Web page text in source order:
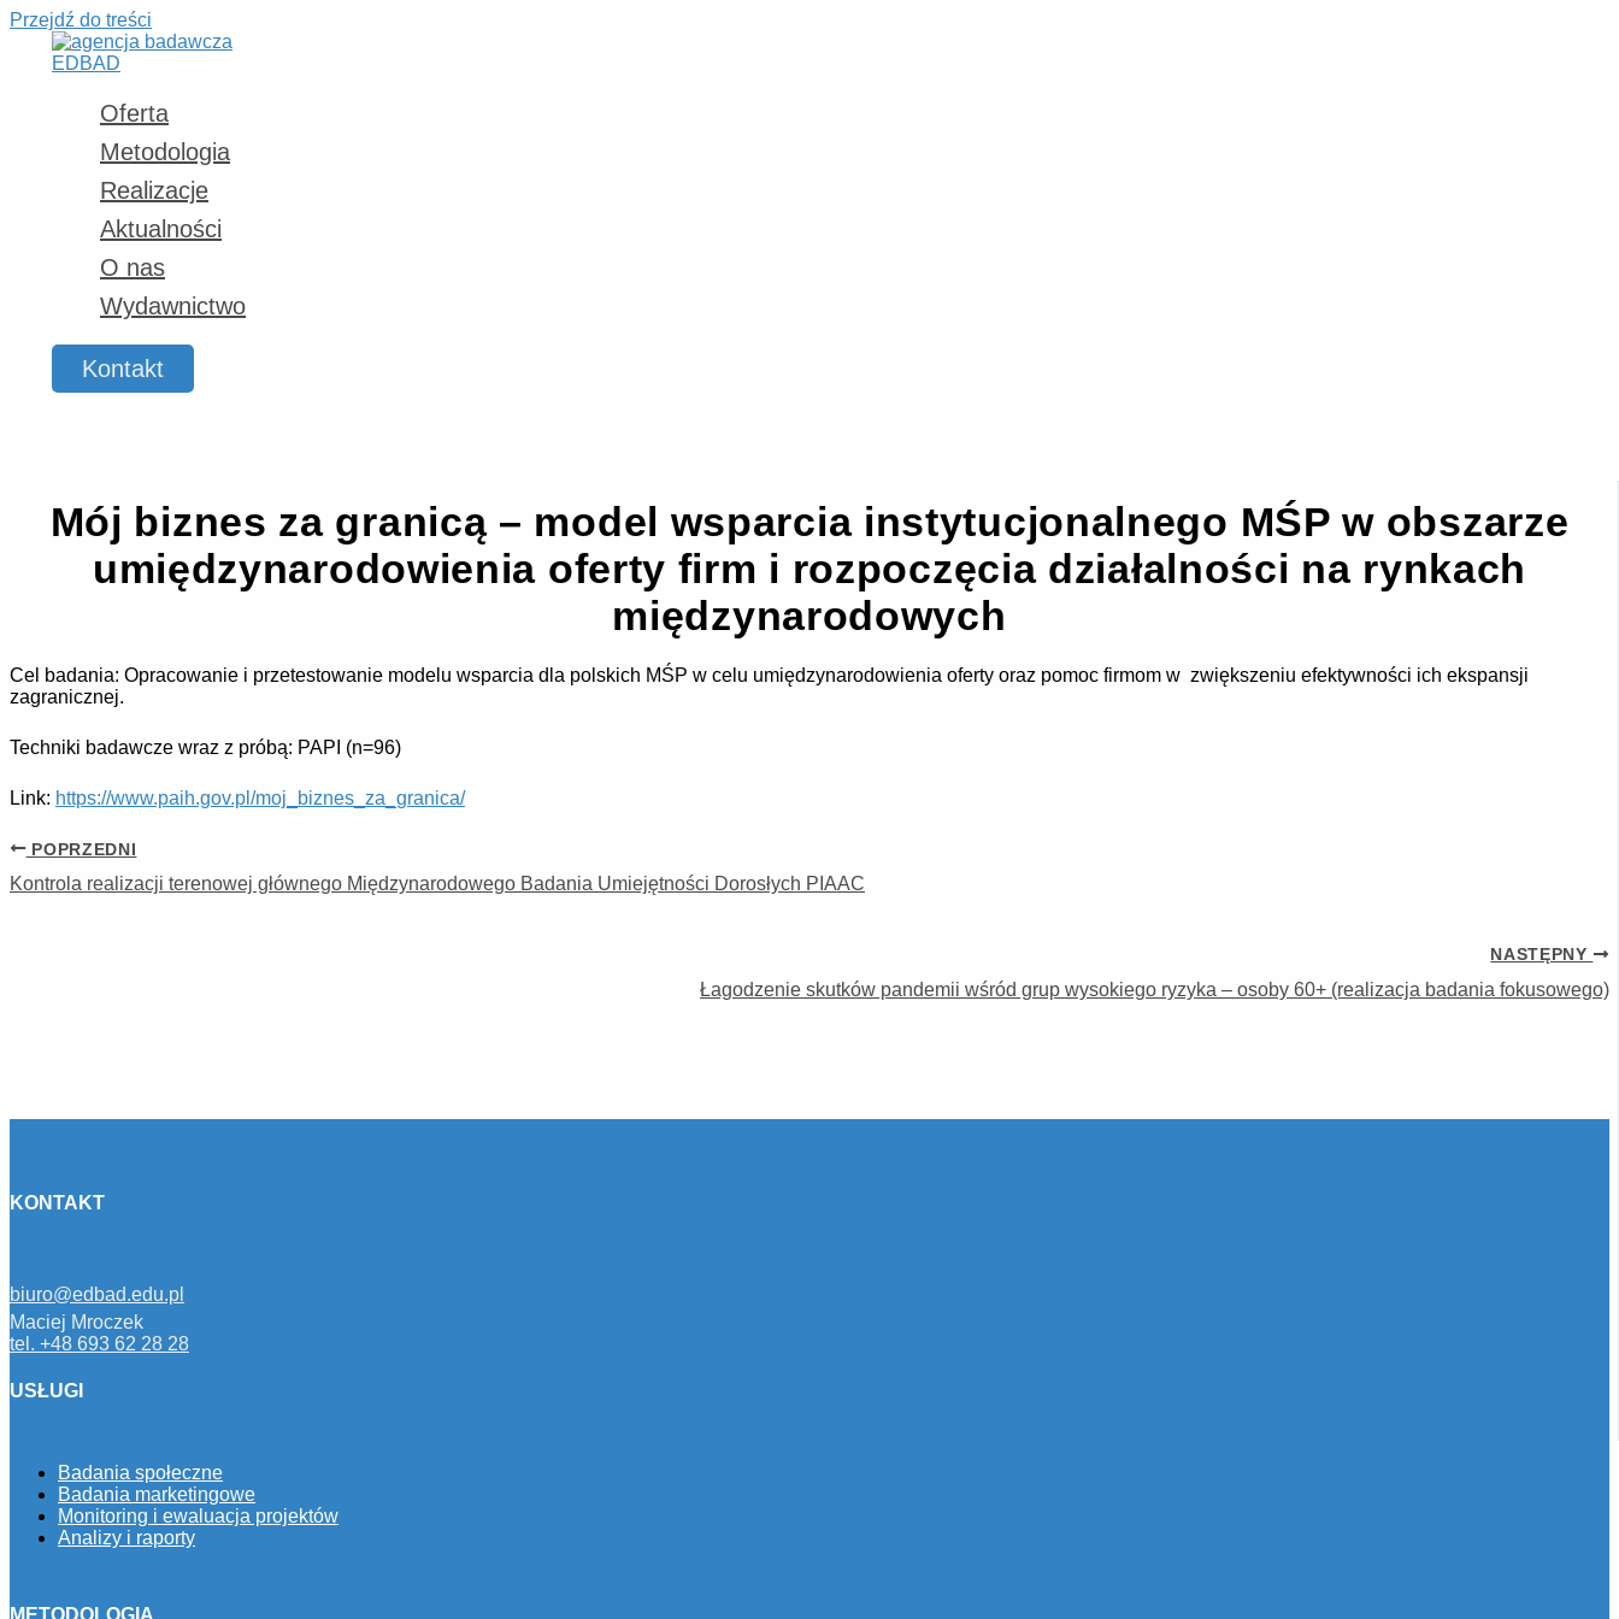
Przejdź do treści
Oferta
Metodologia
Realizacje
Aktualności
O nas
Wydawnictwo
Kontakt
Mój biznes za granicą – model wsparcia instytucjonalnego MŚP w obszarze
umiędzynarodowienia oferty firm i rozpoczęcia działalności na rynkach
międzynarodowych
Cel badania: Opracowanie i przetestowanie modelu wsparcia dla polskich MŚP w celu umiędzynarodowienia oferty oraz pomoc firmom w zwiększeniu efektywności ich ekspansji
zagranicznej.
Techniki badawcze wraz z próbą: PAPI (n=96)
Link: https://www.paih.gov.pl/moj_biznes_za_granica/
POPRZEDNI
Kontrola realizacji terenowej głównego Międzynarodowego Badania Umiejętności Dorosłych PIAAC
NASTĘPNY
Łagodzenie skutków pandemii wśród grup wysokiego ryzyka – osoby 60+ (realizacja badania fokusowego)
KONTAKT
biuro@edbad.edu.pl
Maciej Mroczek
tel. +48 693 62 28 28
USŁUGI
Badania społeczne
Badania marketingowe
Monitoring i ewaluacja projektów
Analizy i raporty
METODOLOGIA